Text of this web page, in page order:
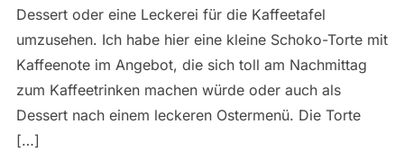
Dessert oder eine Leckerei für die Kaffeetafel
umzusehen. Ich habe hier eine kleine Schoko-Torte mit
Kaffeenote im Angebot, die sich toll am Nachmittag
zum Kaffeetrinken machen würde oder auch als
Dessert nach einem leckeren Ostermenü. Die Torte
[…]